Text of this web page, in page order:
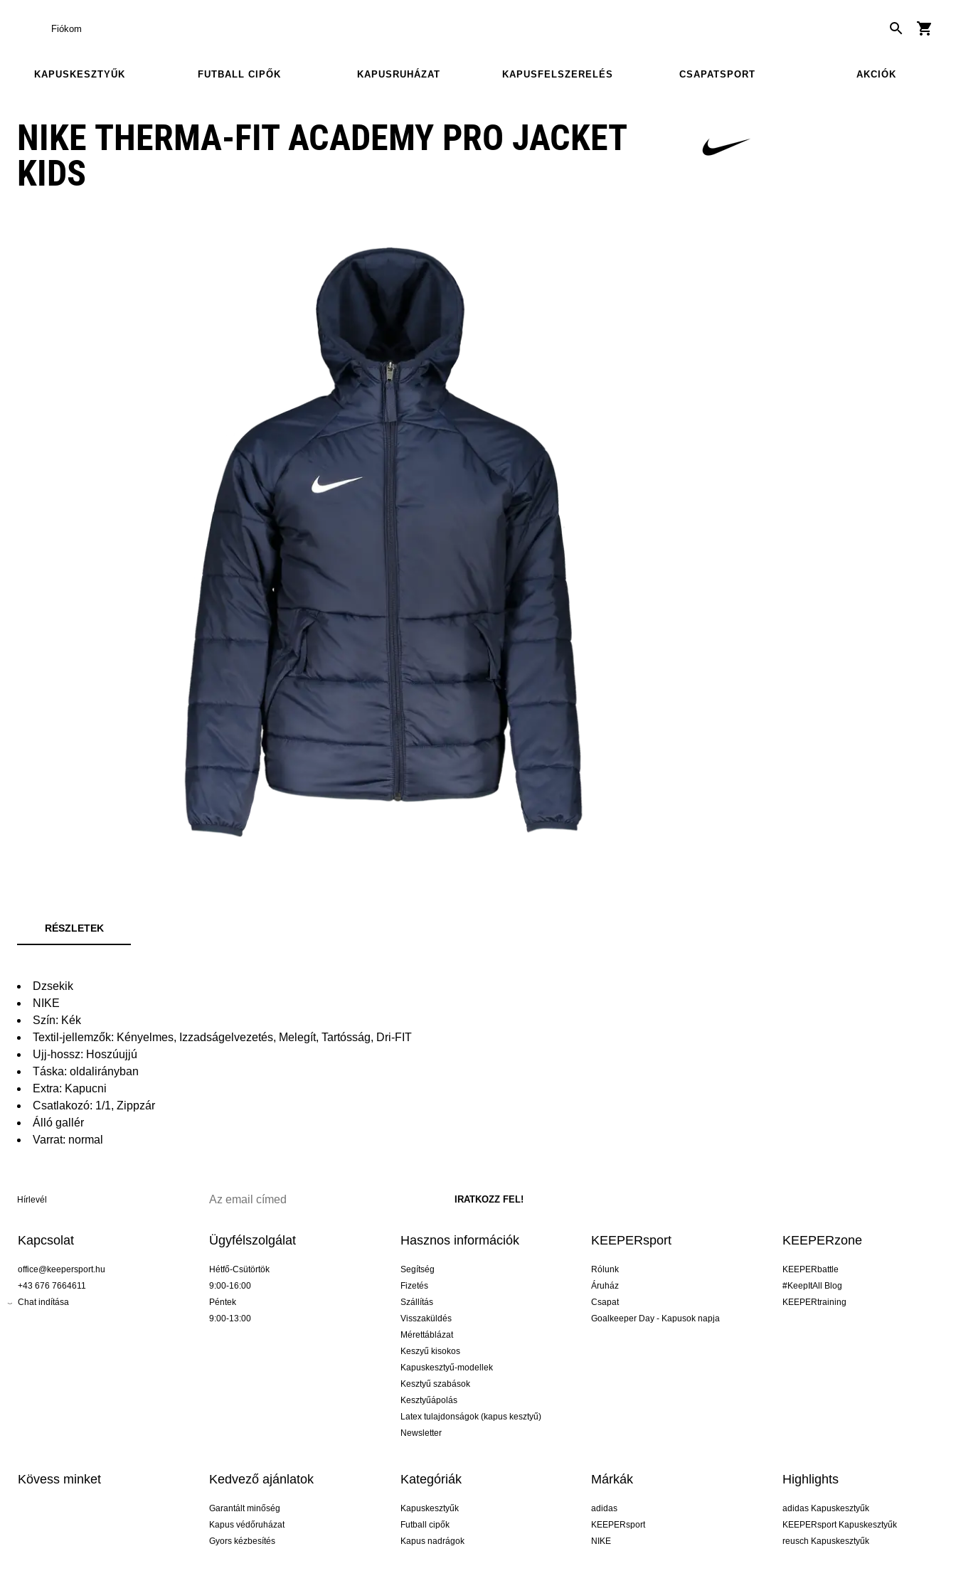
Fiókom
KAPUSKESZTYŰK FUTBALL CIPŐK KAPUSRUHÁZAT KAPUSFELSZERELÉS CSAPATSPORT AKCIÓK
NIKE THERMA-FIT ACADEMY PRO JACKET
KIDS
RÉSZLETEK
Dzsekik
NIKE
Szín: Kék
Textil-jellemzők: Kényelmes, Izzadságelvezetés, Melegít, Tartósság, Dri-FIT
Ujj-hossz: Hoszúujjú
Táska: oldalirányban
Extra: Kapucni
Csatlakozó: 1/1, Zippzár
Álló gallér
Varrat: normal
Hírlevél
Kapcsolat
office@keepersport.hu
+43 676 7664611
Chat indítása
Ügyfélszolgálat
Hétfő-Csütörtök
9:00-16:00
Péntek
9:00-13:00
Hasznos információk
Segítség
Fizetés
Szállítás
Visszaküldés
Mérettáblázat
Keszyű kisokos
Kapuskesztyű-modellek
Kesztyű szabások
Kesztyűápolás
Latex tulajdonságok (kapus kesztyű)
Newsletter
KEEPERsport
Rólunk
Áruház
Csapat
Goalkeeper Day - Kapusok napja
KEEPERzone
KEEPERbattle
#KeepItAll Blog
KEEPERtraining
Kövess minket Kedvező ajánlatok
Garantált minőség
Kapus védőruházat
Gyors kézbesítés
Kategóriák
Kapuskesztyűk
Futball cipők
Kapus nadrágok
Márkák
adidas
KEEPERsport
NIKE
Highlights
adidas Kapuskesztyűk
KEEPERsport Kapuskesztyűk
reusch Kapuskesztyűk